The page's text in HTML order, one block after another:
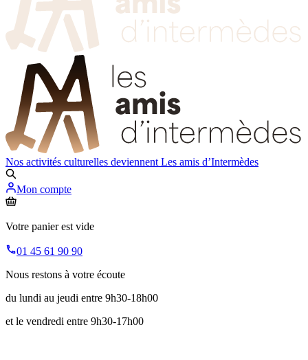
Nos activités culturelles deviennent Les amis d’Intermèdes
Mon compte
Votre panier est vide
01 45 61 90 90
Nous restons à votre écoute
du lundi au jeudi entre 9h30-18h00
et le vendredi entre 9h30-17h00